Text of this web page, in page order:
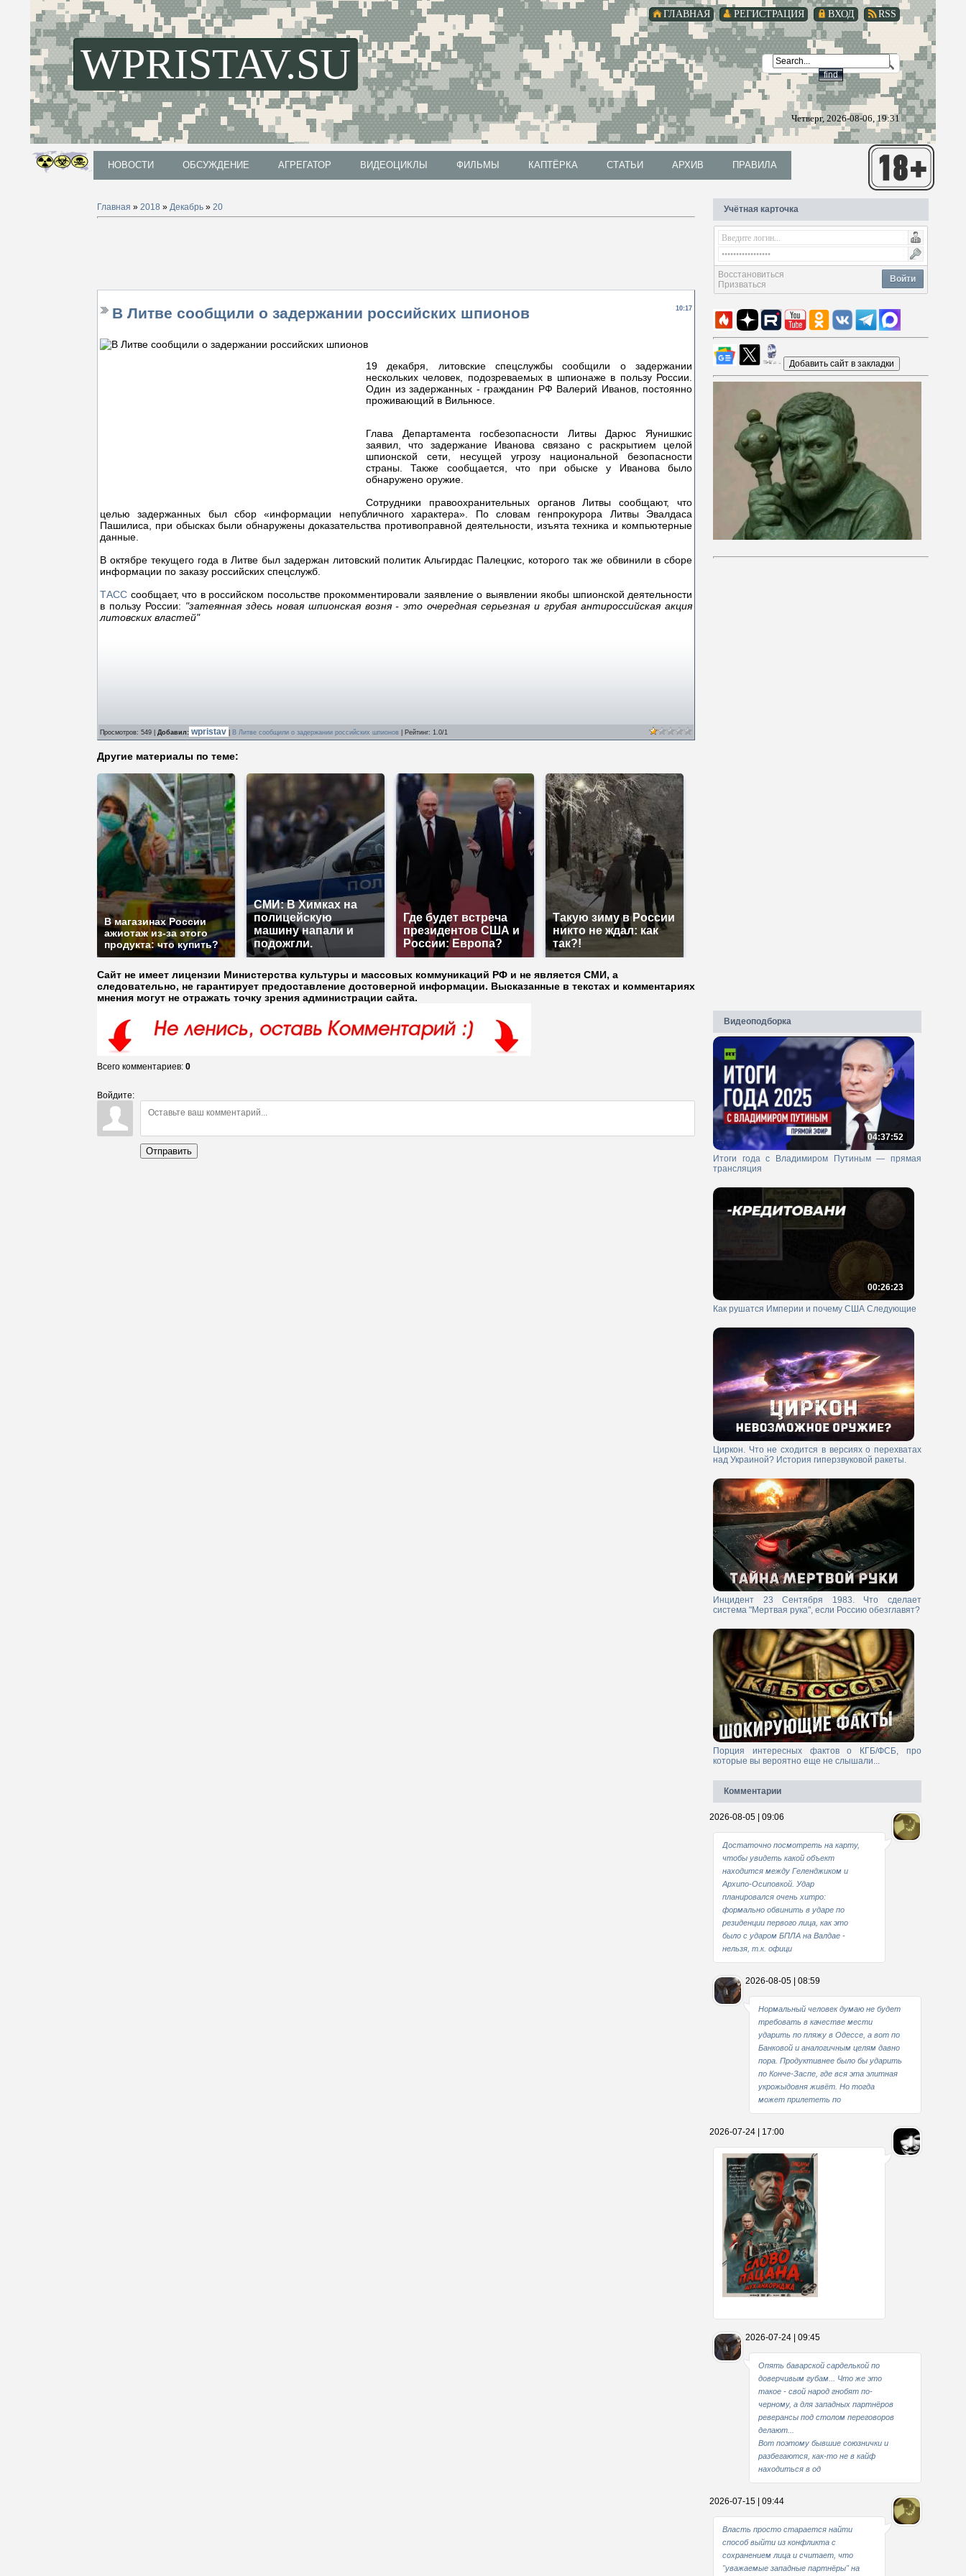
RSS
ВХОД
РЕГИСТРАЦИЯ
ГЛАВНАЯ
WPRISTAV.SU
Четверг, 2026-08-06, 19:31
НОВОСТИ ОБСУЖДЕНИЕ АГРЕГАТОР ВИДЕОЦИКЛЫ ФИЛЬМЫ КАПТЁРКА СТАТЬИ АРХИВ ПРАВИЛА
Главная » 2018 » Декабрь » 20
10:17
В Литве сообщили о задержании российских шпионов
19 декабря, литовские спецслужбы сообщили о задержании
нескольких человек, подозреваемых в шпионаже в пользу России.
Один из задержанных - гражданин РФ Валерий Иванов, постоянно
проживающий в Вильнюсе.
Глава Департамента госбезопасности Литвы Дарюс Яунишкис
заявил, что задержание Иванова связано с раскрытием целой
шпионской сети, несущей угрозу национальной безопасности
страны. Также сообщается, что при обыске у Иванова было
обнаружено оружие.
Сотрудники правоохранительных органов Литвы сообщают, что
целью задержанных был сбор «информации непубличного характера». По словам генпрокурора Литвы Эвалдаса
Пашилиса, при обысках были обнаружены доказательства противоправной деятельности, изъята техника и компьютерные
данные.
В октябре текущего года в Литве был задержан литовский политик Альгирдас Палецкис, которого так же обвинили в сборе
информации по заказу российских спецслужб.
ТАСС сообщает, что в российском посольстве прокомментировали заявление о выявлении якобы шпионской деятельности
в пользу России: "затеянная здесь новая шпионская возня - это очередная серьезная и грубая антироссийская акция
литовских властей"
Просмотров: 549 | Добавил: wpristav В Литве сообщили о задержании российских шпионов Рейтинг: 1.0/1
Другие материалы по теме:
В магазинах России
ажиотаж из-за этого
продукта: что купить?
СМИ: В Химках на
полицейскую
машину напали и
подожгли.
Где будет встреча
президентов США и
России: Европа?
Такую зиму в России
никто не ждал: как
так?!
Сайт не имеет лицензии Министерства культуры и массовых коммуникаций РФ и не является СМИ, а
следовательно, не гарантирует предоставление достоверной информации. Высказанные в текстах и комментариях
мнения могут не отражать точку зрения администрации сайта.
Всего комментариев: 0
Войдите:
Отправить
Учётная карточка
Войти
Восстановиться
Призваться
Видеоподборка
04:37:52
Итоги года с Владимиром Путиным — прямая
трансляция
00:26:23
Как рушатся Империи и почему США Следующие
Циркон. Что не сходится в версиях о перехватах
над Украиной? История гиперзвуковой ракеты.
Инцидент 23 Сентября 1983. Что сделает
система "Мертвая рука", если Россию обезглавят?
Порция интересных фактов о КГБ/ФСБ, про
которые вы вероятно еще не слышали...
Комментарии
2026-08-05 | 09:06
Достаточно посмотреть на карту,
чтобы увидеть какой объект
находится между Геленджиком и
Архипо-Осиповкой. Удар
планировался очень хитро:
формально обвинить в ударе по
резиденции первого лица, как это
было с ударом БПЛА на Валдае -
нельзя, т.к. офици
2026-08-05 | 08:59
Нормальный человек думаю не будет
требовать в качестве мести
ударить по пляжу в Одессе, а вот по
Банковой и аналогичным целям давно
пора. Продуктивнее было бы ударить
по Конче-Заспе, где вся эта элитная
укрожыдовня живёт. Но тогда
может прилететь по
2026-07-24 | 17:00
В свое время
2026-07-24 | 09:45
Опять баварской сарделькой по
доверчивым губам... Что же это
такое - свой народ гнобят по-
черному, а для западных партнёров
реверансы под столом переговоров
делают...
Вот поэтому бывшие союзнички и
разбегаются, как-то не в кайф
находиться в од
2026-07-15 | 09:44
Власть просто старается найти
способ выйти из конфликта с
сохранением лица и считает, что
"уважаемые западные партнёры" на